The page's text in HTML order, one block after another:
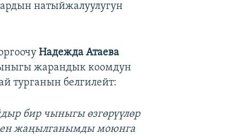
натыйжалуулугун
Надежда Атаева
жарандык коомдун
турганын белгилейт:
бир чыныгы өзгөрүүлөр
жаңылганымды моюнга